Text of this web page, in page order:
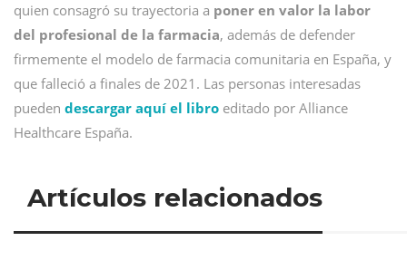
quien consagró su trayectoria a poner en valor la labor
del profesional de la farmacia, además de defender
firmemente el modelo de farmacia comunitaria en España, y
que falleció a finales de 2021. Las personas interesadas
pueden descargar aquí el libro editado por Alliance
Healthcare España.
Artículos relacionados